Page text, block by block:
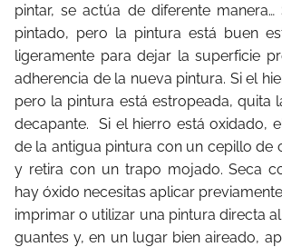
pintar, se actúa de diferente
pintado, pero la pintura está buen
ligeramente para dejar la superficie
adherencia de la nueva pintura. Si el
pero la pintura está estropeada, quita
decapante. Si el hierro está oxidado,
de la antigua pintura con un cepillo de
y retira con un trapo mojado. Seca
hay óxido necesitas aplicar
imprimar o utilizar una pintura directa
guantes y, en un lugar bien aireado,